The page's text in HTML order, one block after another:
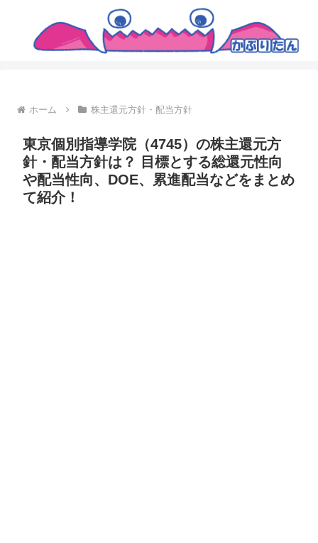
ホーム 株主還元方針・配当方針
東京個別指導学院（4745）の株主還元方
針・配当方針は？ 目標とする総還元性向
や配当性向、DOE、累進配当などをまとめ
て紹介！